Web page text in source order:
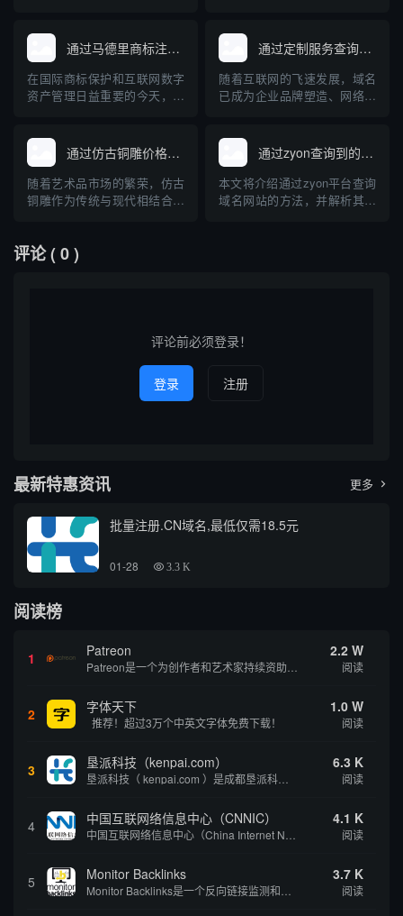
富的旅游信息资源。本文将介
绍如何通过互联网查询杭州西
湖的旅游相关域名，并为游客
合理规划出行提供专业的指导
网查询、比较各种无烟锅炉产
品和品牌。本文介绍了与无烟
锅炉相关的主要专业网站及其
特点，并针对无烟锅炉的原
通过马德里商标注册查询域名
在国际商标保护和互联网数字
资产管理日益重要的今天，企
商标注册体系查询域名，是品
牌全球布局和防止知识产权纠
纷的重要一环。本文介绍了马
德里商标注册的基本流程、与
通过定制服务查询域名
随着互联网的飞速发展，域名
已成为企业品牌塑造、网络入
需求和复杂的市场“抢注”环
境，传统的域名查询方式正逐
渐暴露出局限性。相比之下，
基于大数据和多样化需求定制
通过仿古铜雕价格查询域名
随着艺术品市场的繁荣，仿古
铜雕作为传统与现代相结合的
入手仿古铜雕的人来说，了解
其市场价格及相关查询方式变
通过zyon查询到的域名网站
本文将介绍通过zyon平台查询
域名网站的方法，并解析其背
的角...
评论( 0 )
评论前必须登录！
登录 注册
最新特惠资讯 更多 
批量注册.CN域名,最低仅需18.5元
01-28 3.3 K
阅读榜
1 Patreon 2.2 W
阅读
2 字体天下
推荐！超过3万个中英文字体免费下载！
1.0 W
阅读
3 垦派科技（kenpai.com） 6.3 K
阅读
4 中国互联网络信息中心（CNNIC） 4.1 K
阅读
5 Monitor Backlinks 3.7 K
阅读